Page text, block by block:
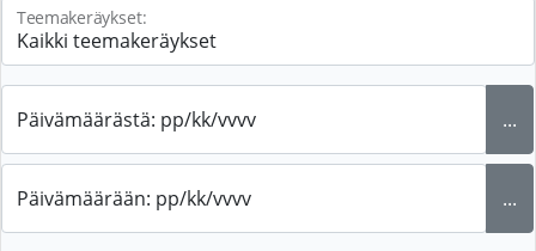
Teemakeräykset:
Päivämäärästä: pp/kk/vvvv ...
Päivämäärään: pp/kk/vvvv ...